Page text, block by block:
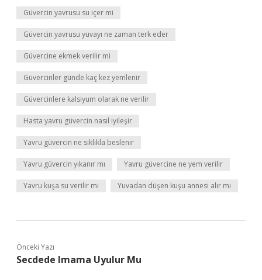
Güvercin yavrusu su içer mi
Güvercin yavrusu yuvayı ne zaman terk eder
Güvercine ekmek verilir mi
Güvercinler günde kaç kez yemlenir
Güvercinlere kalsiyum olarak ne verilir
Hasta yavru güvercin nasıl iyileşir
Yavru güvercin ne sıklıkla beslenir
Yavru güvercin yıkanır mı Yavru güvercine ne yem verilir
Yavru kuşa su verilir mi Yuvadan düşen kuşu annesi alır mı
Önceki Yazı
Secdede Imama Uyulur Mu